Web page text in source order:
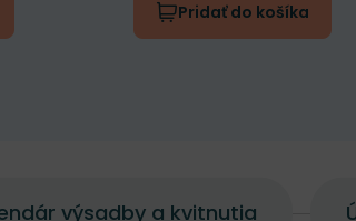
Pridať do košíka
výsadby a kvitnutia